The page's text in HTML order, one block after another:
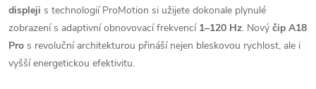
displeji s technologií ProMotion si užijete dokonale plynulé
zobrazení s adaptivní obnovovací frekvencí 1–120 Hz. Nový čip A18
Pro s revoluční architekturou přináší nejen bleskovou rychlost, ale i
vyšší energetickou efektivitu.